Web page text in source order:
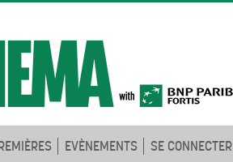
EVÈNEMENTS SE CONNECTER